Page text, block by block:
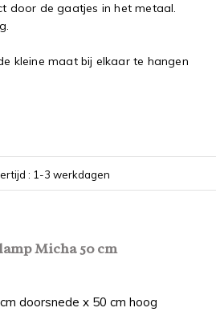
door de gaatjes in het metaal.
kleine maat bij elkaar te hangen
: 1-3 werkdagen
Micha 50 cm
doorsnede x 50 cm hoog